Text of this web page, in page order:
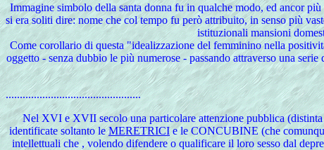
Immagine simbolo della santa donna fu in qualche modo, ed ancor
si era soliti dire: nome che col tempo fu però attribuito, in senso più
istituzionali mansioni
Come corollario di questa "idealizzazione del femminino nella
oggetto - senza dubbio le più numerose - passando attraverso una
................................................
NelXVI e XVII secolo una particolare attenzione pubblica
identificate soltanto leMERETRICIe le CONCUBINE (che
intellettuali che , volendo difendere o qualificare il loro sesso dal